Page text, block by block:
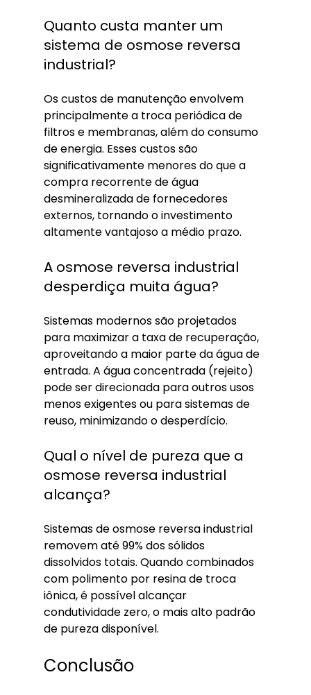
Quanto custa manter um
sistema de osmose reversa
industrial?
Os custos de manutenção envolvem
principalmente a troca periódica de
filtros e membranas, além do consumo
de energia. Esses custos são
significativamente menores do que a
compra recorrente de água
desmineralizada de fornecedores
externos, tornando o investimento
altamente vantajoso a médio prazo.
A osmose reversa industrial
desperdiça muita água?
Sistemas modernos são projetados
para maximizar a taxa de recuperação,
aproveitando a maior parte da água de
entrada. A água concentrada (rejeito)
pode ser direcionada para outros usos
menos exigentes ou para sistemas de
reuso, minimizando o desperdício.
Qual o nível de pureza que a
osmose reversa industrial
alcança?
Sistemas de osmose reversa industrial
removem até 99% dos sólidos
dissolvidos totais. Quando combinados
com polimento por resina de troca
iônica, é possível alcançar
condutividade zero, o mais alto padrão
de pureza disponível.
Conclusão